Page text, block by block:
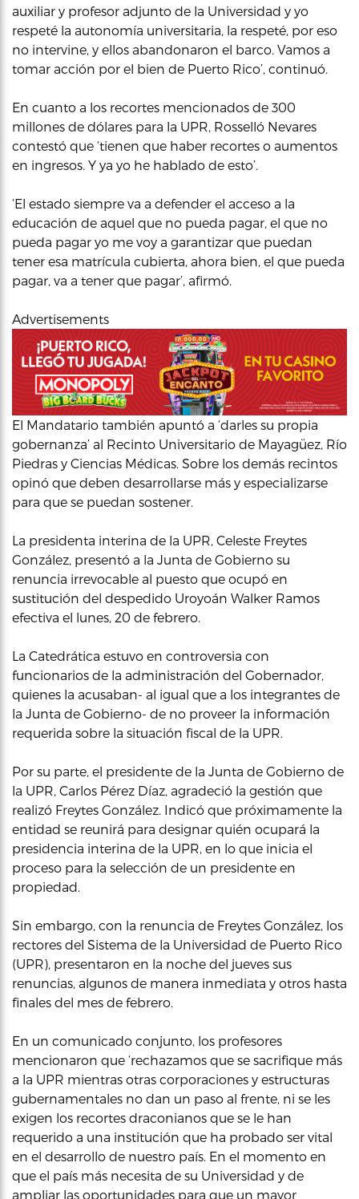
auxiliar y profesor adjunto de la Universidad y yo
respeté la autonomía universitaria, la respeté, por eso
no intervine, y ellos abandonaron el barco. Vamos a
tomar acción por el bien de Puerto Rico’, continuó.
En cuanto a los recortes mencionados de 300
millones de dólares para la UPR, Rosselló Nevares
contestó que ‘tienen que haber recortes o aumentos
en ingresos. Y ya yo he hablado de esto’.
‘El estado siempre va a defender el acceso a la
educación de aquel que no pueda pagar, el que no
pueda pagar yo me voy a garantizar que puedan
tener esa matrícula cubierta, ahora bien, el que pueda
pagar, va a tener que pagar’, afirmó.
Advertisements
El Mandatario también apuntó a ‘darles su propia
gobernanza’ al Recinto Universitario de Mayagüez, Río
Piedras y Ciencias Médicas. Sobre los demás recintos
opinó que deben desarrollarse más y especializarse
para que se puedan sostener.
La presidenta interina de la UPR, Celeste Freytes
González, presentó a la Junta de Gobierno su
renuncia irrevocable al puesto que ocupó en
sustitución del despedido Uroyoán Walker Ramos
efectiva el lunes, 20 de febrero.
La Catedrática estuvo en controversia con
funcionarios de la administración del Gobernador,
quienes la acusaban- al igual que a los integrantes de
la Junta de Gobierno- de no proveer la información
requerida sobre la situación fiscal de la UPR.
Por su parte, el presidente de la Junta de Gobierno de
la UPR, Carlos Pérez Díaz, agradeció la gestión que
realizó Freytes González. Indicó que próximamente la
entidad se reunirá para designar quién ocupará la
presidencia interina de la UPR, en lo que inicia el
proceso para la selección de un presidente en
propiedad.
Sin embargo, con la renuncia de Freytes González, los
rectores del Sistema de la Universidad de Puerto Rico
(UPR), presentaron en la noche del jueves sus
renuncias, algunos de manera inmediata y otros hasta
finales del mes de febrero.
En un comunicado conjunto, los profesores
mencionaron que ‘rechazamos que se sacrifique más
a la UPR mientras otras corporaciones y estructuras
gubernamentales no dan un paso al frente, ni se les
exigen los recortes draconianos que se le han
requerido a una institución que ha probado ser vital
en el desarrollo de nuestro país. En el momento en
que el país más necesita de su Universidad y de
ampliar las oportunidades para que un mayor